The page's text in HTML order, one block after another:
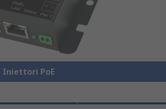
Iniettori PoE